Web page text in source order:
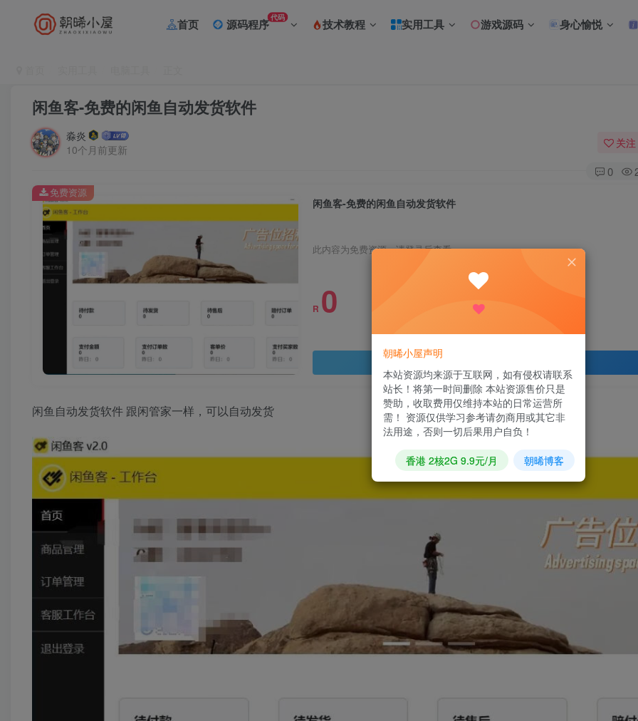
首页 源码程序代码 技术教程 实用工具 游戏源码 身心愉悦
闲鱼客-免费的闲鱼自动发货软件
淼炎
10个月前更新
关注
0
闲鱼客-免费的闲鱼自动发货软件
此内容为免费资源，请登录后查看
R 0
免费资源
闲鱼自动发货软件 跟闲管家一样，可以自动发货
朝晞小屋声明
本站资源均来源于互联网，如有侵权请联系
站长！将第一时间删除 本站资源售价只是
赞助，收取费用仅维持本站的日常运营所
需！ 资源仅供学习参考请勿商用或其它非
法用途，否则一切后果用户自负！
香港 2核2G 9.9元/月 朝晞博客